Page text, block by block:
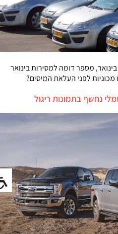
בינואר, מספר דומה למסירות בינואר
לפני העלאת המיסים?